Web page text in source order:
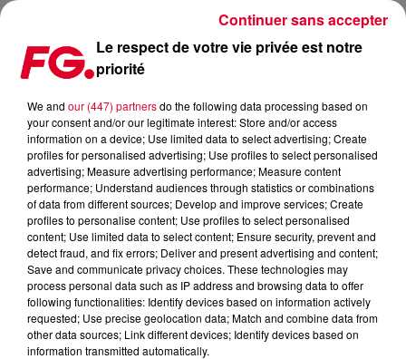
OLIVER HELDENS SORT WAITING
Publié : 14 janvier 2016 à 9h34 par La rédaction
Le respect de votre vie privée est notre
priorité
We and our (447) partnersdo the following data processing based on
your consent and/or our legitimate interest: Store and/or access
information on a device; Use limited data to select advertising; Create
profiles for personalised advertising; Use profiles to select personalised
advertising; Measure advertising performance; Measure content
performance; Understand audiences through statistics or combinations
of data from different sources; Develop and improve services; Create
profiles to personalise content; Use profiles to select personalised
content; Use limited data to select content; Ensure security, prevent and
detect fraud, and fix errors; Deliver and present advertising and content;
Save and communicate privacy choices. These technologies may
process personal data such as IP address and browsing data to offer
following functionalities: Identify devices based on information actively
requested; Use precise geolocation data; Match and combine data from
other data sources; Link different devices; Identify devices based on
information transmitted automatically.
Continuer sans accepter